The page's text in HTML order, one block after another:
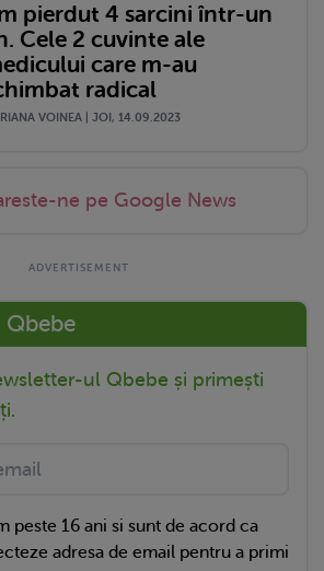
pierdut 4 sarcini într-un
Cele 2 cuvinte ale
care m-au
radical
VOINEA | JOI, 14.09.2023
ne pe Google News
Qbebe
ul Qbebe și primești
peste 16 ani si sunt de acord ca
adresa de email pentru a primi